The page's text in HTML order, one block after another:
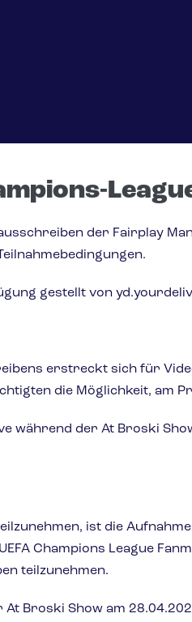
der Fairplay
gestellt von
erstreckt sich für
die Möglichkeit, am
während der At Broski
ist die
Champions League
teilzunehmen.
Broski Show am